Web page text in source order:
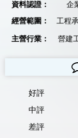
資料認證：
企
經營範圍：
工程
主營行業： 營建